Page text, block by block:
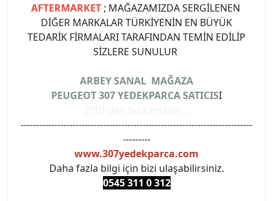
AFTERMARKET ; MAĞAZAMIZDA SERGİLENEN
DİĞER MARKALAR TÜRKİYENİN EN BÜYÜK
TEDARİK FİRMALARI TARAFINDAN TEMİN EDİLİP
SİZLERE SUNULUR
ARBEY SANAL MAĞAZA
PEUGEOT 307 YEDEKPARCA SATICISI
----------------------------------------------------------------------------
---------
www.307yedekparca.com
Daha fazla bilgi için bizi ulaşabilirsiniz.
0545 311 0 312